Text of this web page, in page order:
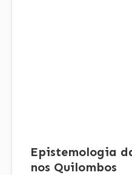
Epistemologia
nos Quilombos